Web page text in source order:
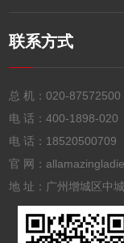
联系方式
总 机：020-87572500
电 话：400-1898-020
电 话： 18520500709
官 网：
地 址：广州增城区中